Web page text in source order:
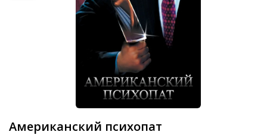
Американский психопат